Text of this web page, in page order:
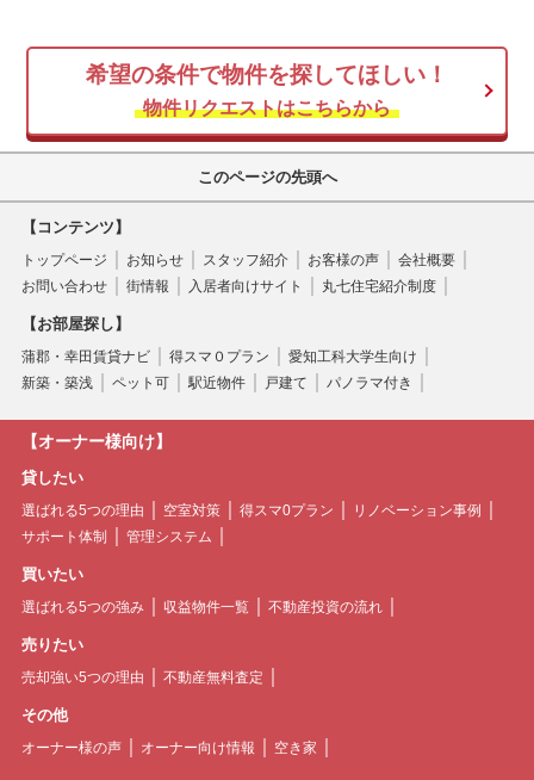
希望の条件で物件を探してほしい！
物件リクエストはこちらから
このページの先頭へ
【コンテンツ】
トップページ お知らせ スタッフ紹介 お客様の声
会社概要
お問い合わせ
街情報 入居者向けサイト 丸七住宅紹介制度
【お部屋探し】
蒲郡・幸田賃貸ナビ 得スマ０プラン
愛知工科大学生向け
新築・築浅
ペット可 駅近物件 戸建て パノラマ付き
【オーナー様向け】
貸したい
選ばれる5つの理由 空室対策 得スマ0プラン
リノベーション事例
サポート体制
管理システム
買いたい
選ばれる5つの強み 収益物件一覧 不動産投資の流れ
売りたい
売却強い5つの理由 不動産無料査定
その他
オーナー様の声 オーナー向け情報 空き家